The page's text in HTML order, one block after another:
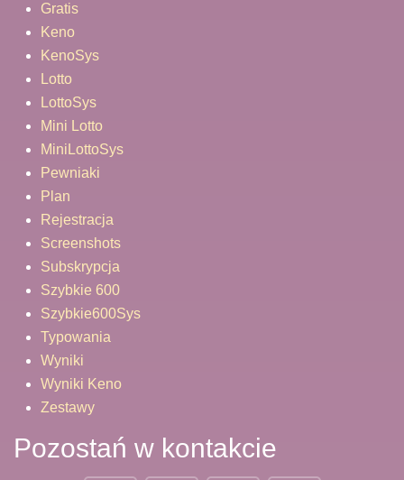
Gratis
Keno
KenoSys
Lotto
LottoSys
Mini Lotto
MiniLottoSys
Pewniaki
Plan
Rejestracja
Screenshots
Subskrypcja
Szybkie 600
Szybkie600Sys
Typowania
Wyniki
Wyniki Keno
Zestawy
Pozostań w kontakcie